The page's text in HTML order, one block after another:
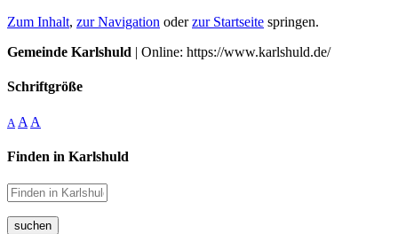
Zum Inhalt, zur Navigation oderzur Startseite springen.
Gemeinde Karlshuld | Online: https://www.karlshuld.de/
Schriftgröße
A A A
Finden in Karlshuld
suchen